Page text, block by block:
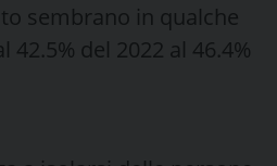
sembrano in qualche
del 2022 al 46.4%